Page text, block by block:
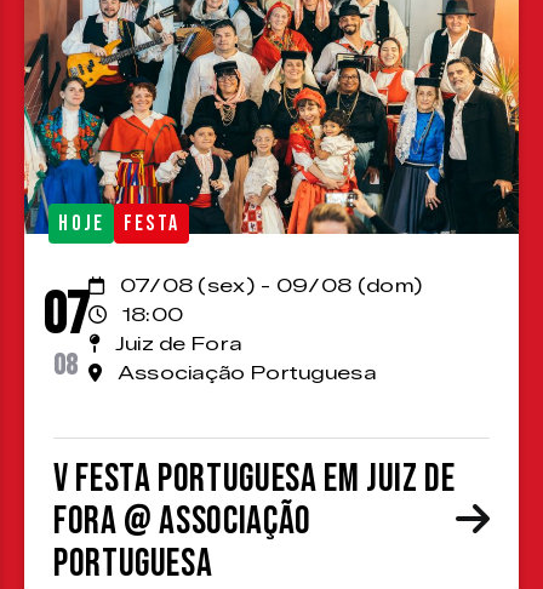
HOJE FESTA
07
08
07/08 (sex) - 09/08 (dom)
18:00
Juiz de Fora
Associação Portuguesa
V Festa Portuguesa em Juiz de
Fora @ Associação
Portuguesa